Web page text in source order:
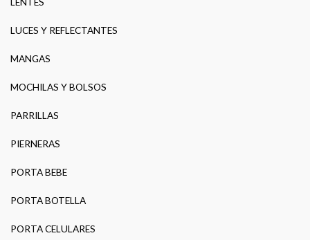
LUCES Y REFLECTANTES
MANGAS
MOCHILAS Y BOLSOS
PARRILLAS
PIERNERAS
PORTA BEBE
PORTA BOTELLA
PORTA CELULARES